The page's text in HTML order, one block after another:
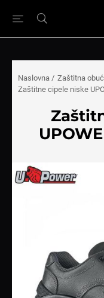
Naslovna / Zaštitna
Zaštitne cipele niske